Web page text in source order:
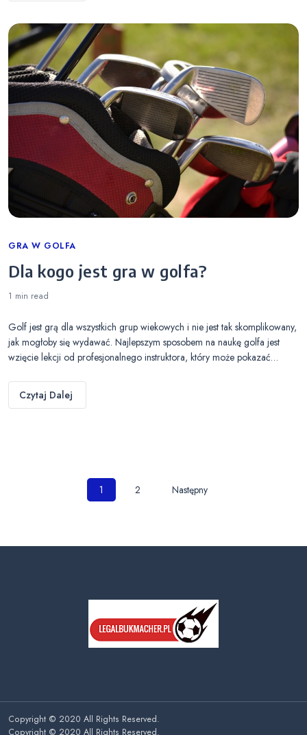
Categories
GRA W GOLFA
Dla kogo jest gra w golfa?
1 min read
Golf jest grą dla wszystkich grup wiekowych i nie jest tak skomplikowany,
jak mogłoby się wydawać. Najlepszym sposobem na naukę golfa jest
wzięcie lekcji od profesjonalnego instruktora, który może pokazać…
Czytaj Dalej
Nawigacja
1 2 Następny
Copyright © 2020 All Rights Reserved.
Copyright © 2020 All Rights Reserved.